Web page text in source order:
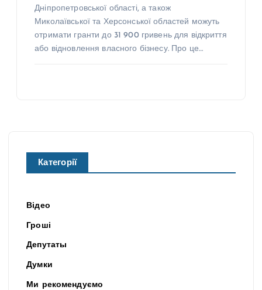
Дніпропетровської області, а також
Миколаївської та Херсонської областей можуть
отримати гранти до 31 900 гривень для відкриття
або відновлення власного бізнесу. Про це…
Категорії
Відео
Гроші
Депутаты
Думки
Ми рекомендуємо